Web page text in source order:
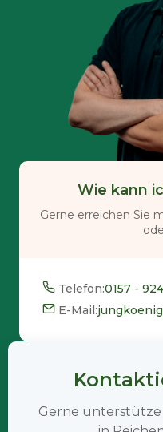
Wie kann
Gerne erreichen Sie
Telefon:0157 -
E-Mail:
Gerne unterstütze